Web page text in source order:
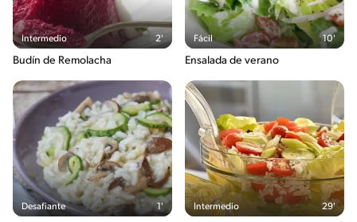
Intermedio 2'
Budín de Remolacha
Fácil 10'
Ensalada de verano
Desafiante 1' Intermedio 29'